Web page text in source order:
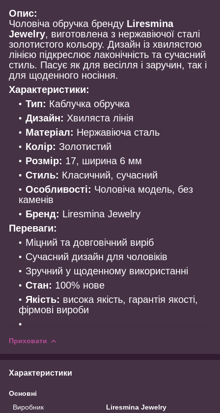
Опис:
Чоловіча обручка бренду Liresmina
Jewelry, виготовлена з нержавіючої сталі
золотистого кольору. Дизайн із хвилястою
лінією підкреслює лаконічність та сучасний
стиль. Пасує як для весілля і заручин, так і
для щоденного носіння.
Характеристики:
Тип: Каблучка обручка
Дизайн: Хвиляста лінія
Матеріал: Нержавіюча сталь
Колір: Золотистий
Розмір: 17, ширина 6 мм
Стиль: Класичний, сучасний
Особливості: Чоловіча модель, без
каменів
Бренд: Liresmina Jewelry
Переваги:
Міцний та довговічний виріб
Сучасний дизайн для чоловіків
Зручний у щоденному використанні
Стан: 100% нове
Якість: висока якість, гарантія якості,
фірмові вироби
Приховати
Характеристики
Основні
Виробник
Liresmina Jewelry